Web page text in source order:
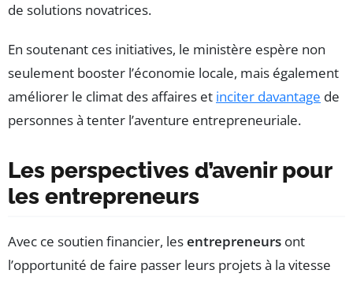
de solutions novatrices.
En soutenant ces initiatives, le ministère espère non
seulement booster l’économie locale, mais également
améliorer le climat des affaires et inciter davantage de
personnes à tenter l’aventure entrepreneuriale.
Les perspectives d’avenir pour
les entrepreneurs
Avec ce soutien financier, lesentrepreneurs ont
l’opportunité de faire passer leurs projets à la vitesse